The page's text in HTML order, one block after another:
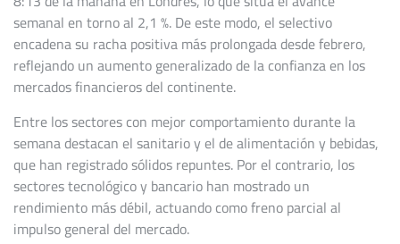
semanal en torno al 2,1 %. De este modo, el selectivo
encadena su racha positiva más prolongada desde febrero,
reflejando un aumento generalizado de la confianza en los
mercados financieros del continente.
Entre los sectores con mejor comportamiento durante la
semana destacan el sanitario y el de alimentación y bebidas,
que han registrado sólidos repuntes. Por el contrario, los
sectores tecnológico y bancario han mostrado un
rendimiento más débil, actuando como freno parcial al
impulso general del mercado.